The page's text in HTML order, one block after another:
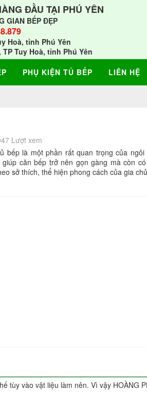
ĐẦU TẠI PHÚ YÊN
GIAN BẾP ĐẸP
Hoà, tỉnh Phú Yên
Tuy Hoà, tỉnh Phú Yên
PHỤ KIỆN TỦ BẾP LIÊN HỆ
Lượt xem
bếp là một phần rất quan trọng của ngôi
căn bếp trở nên gọn gàng mà còn
sở thích, thể hiện phong cách của gia
tùy vào vật liệu làm nên. Vì vậy HOÀNG